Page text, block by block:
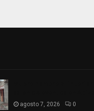
agosto 7, 2026 0